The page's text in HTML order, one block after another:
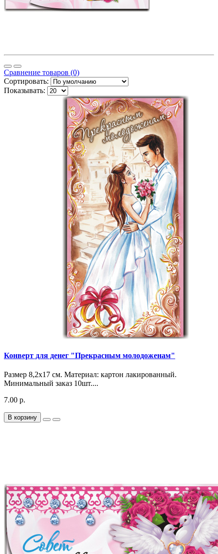
Сравнение товаров (0)
Сортировать:
Показывать:
Конверт для денег "Прекрасным молодоженам"
Размер 8,2х17 см. Материал: картон лакированный.
Минимальный заказ 10шт....
7.00 р.
В корзину